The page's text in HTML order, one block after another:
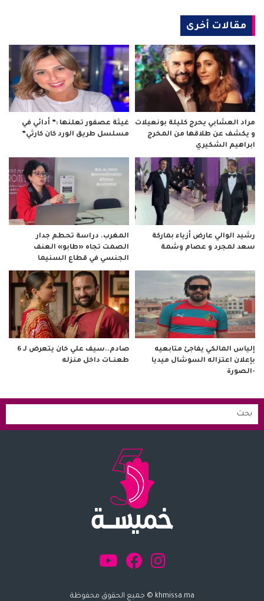
مقالات أخرى
مراد العشابي يحرج كليلة بونعيلات
و يكشف عن طلاقها من المخرج
ابراهيم الشكيري
غيثة عصفور تعلنها :” أدائي في
مسلسل طريق الورد كان كارثي”
رشيد الوالي عارض أزياء بماركة
سعد لمجرد و عصام وشمة
المغرب. دراسة تحطم جدار
الصمت تجاه «طابو» العنف
الجنسي في قطاع السنيما
إلياس المالكي يفاجئ متابعيه
بإعلان اعتزاله السوشال ميديا
-الصورة
صادم..سيف علي خان يتعرض لـ 6
طعنــات داخل منزله
khmissa.ma © جميع الحقوق محفوظة